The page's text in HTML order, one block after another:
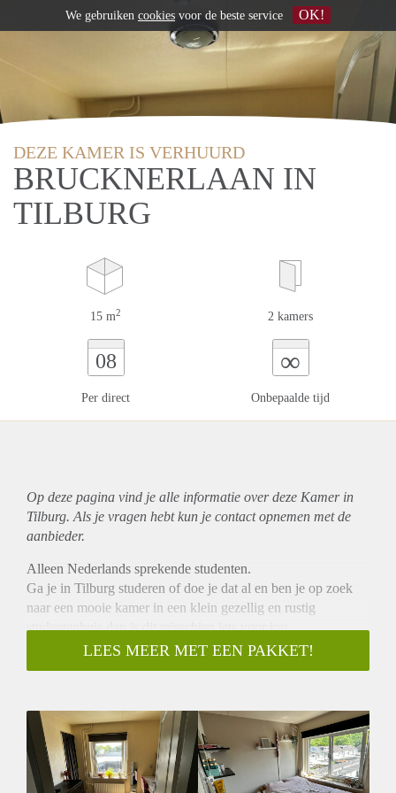
DEZE KAMER IS VERHUURD
BRUCKNERLAAN IN
TILBURG
15 m2 2 kamers
08
Per direct
∞
Onbepaalde tijd
Op deze pagina vind je alle informatie over deze Kamer in
Tilburg. Als je vragen hebt kun je contact opnemen met de
aanbieder.
Alleen Nederlands sprekende studenten.
Ga je in Tilburg studeren of doe je dat al en ben je op zoek
naar een mooie kamer in een klein gezellig en rustig
studentenhuis dan is dit misschien iets voor jou.
Betreft 2 afzonderlijke kamers van elk ongeveer 7 m2 op de
2e verdieping. De kamers liggen tegenover elkaar op
kamers bevindt zich een vaste wastafel met warm en koud
water en een inpandige kast. Verder in beide kamers laminaat
vloer, aluminium draai- kiepraam, rolluiken, rolgordijnen en
een radiator met thermostaat kraan.
LEES MEER MET EEN PAKKET!
We gebruiken cookies voor de beste service OK!